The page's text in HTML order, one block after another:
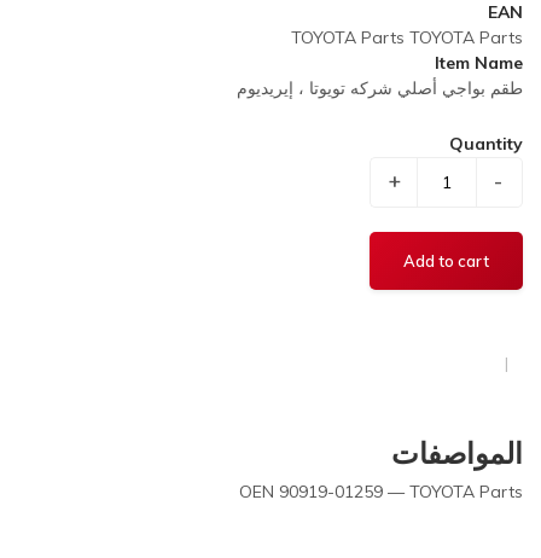
EAN
TOYOTA Parts TOYOTA Parts
Item Name
طقم بواجي أصلي شركه تويوتا ، إيريديوم
Quantity
-
+
المواصفات
OEN 90919-01259 — TOYOTA Parts